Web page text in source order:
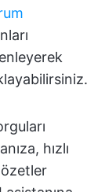
hızlı
özetler